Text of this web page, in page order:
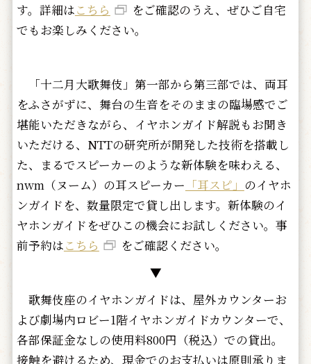
す。詳細はこちら
をご確認のうえ、ぜひご自宅
でもお楽しみください。
「十二月大歌舞伎」第一部から第三部では、両耳
をふさがずに、舞台の生音をそのままの臨場感でご
堪能いただきながら、イヤホンガイド解説もお聞き
いただける、NTTの研究所が開発した技術を搭載し
た、まるでスピーカーのような新体験を味わえる、
nwm（ヌーム）の耳スピーカー 「耳スピ」 のイヤホ
ンガイドを、数量限定で貸し出します。新体験のイ
ヤホンガイドをぜひこの機会にお試しください。事
前予約はこちら
をご確認ください。
▼
歌舞伎座のイヤホンガイドは、屋外カウンターお
よび劇場内ロビー1階イヤホンガイドカウンターで、
各部保証金なしの使用料800円（税込）での貸出。
接触を避けるため、現金でのお支払いは原則承りま